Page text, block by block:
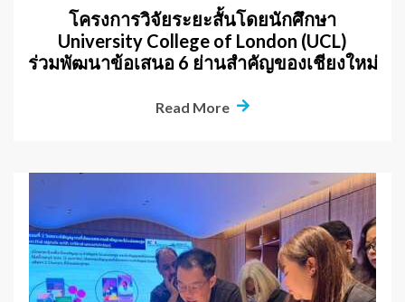
โครงการวิจัยระยะสั้นโดยนักศึกษา
University College of London (UCL)
ร่วมพัฒนาข้อเสนอ 6 ย่านสำคัญของเชียงใหม่
Read More